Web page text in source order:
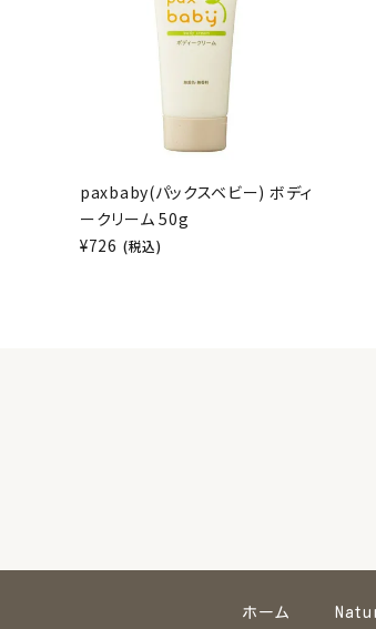
paxbaby(パックスベビー) ボディ
ークリーム 50g
¥726 (税込)
ホーム